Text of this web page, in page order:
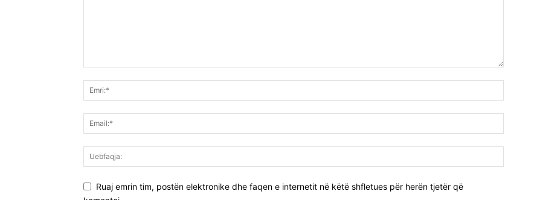
Ruaj emrin tim, postën elektronike dhe faqen e internetit në këtë shfletues për herën tjetër që